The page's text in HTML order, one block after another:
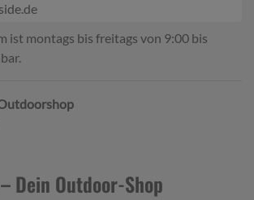
ist montags bis freitags von 9:00 bis
Dein Outdoor-Shop